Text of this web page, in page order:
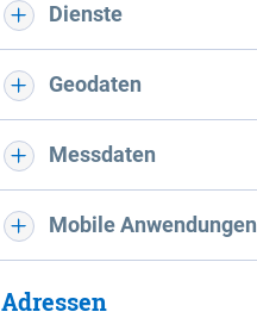
Dienste
Geodaten
Messdaten
Mobile Anwendungen
Adressen